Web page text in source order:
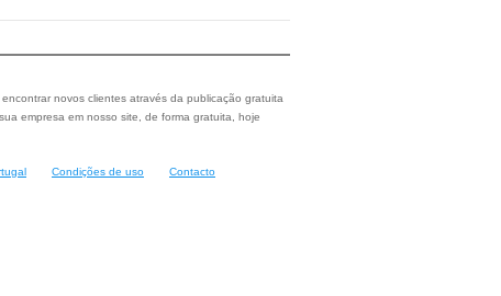
novos clientes através da publicação gratuita
empresa em nosso site, de forma gratuita, hoje
Condições de uso Contacto